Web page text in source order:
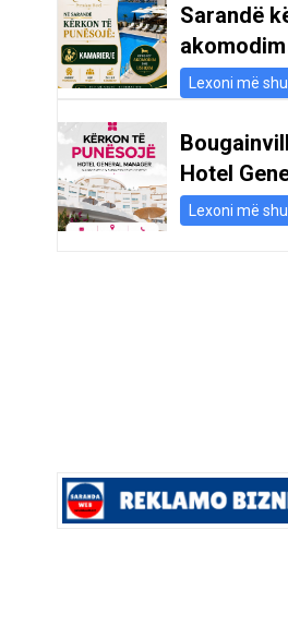
Sarandë
akomodim
Lexoni më
Hotel
Lexoni më